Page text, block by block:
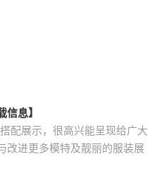
信息】
配展示，很高兴能呈现给广大
改进更多模特及靓丽的服装展